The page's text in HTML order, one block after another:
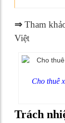
⇒ Tham
Việt
Cho thuê
Trách